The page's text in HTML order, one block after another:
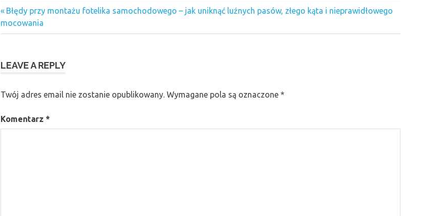
Nawigacja
wpisu
Previous
Post:
Błędy przy montażu fotelika samochodowego – jak uniknąć luźnych pasów, złego kąta i nieprawidłowego
mocowania
LEAVE A REPLY
Twój adres email nie zostanie opublikowany. Wymagane pola są oznaczone *
Komentarz *